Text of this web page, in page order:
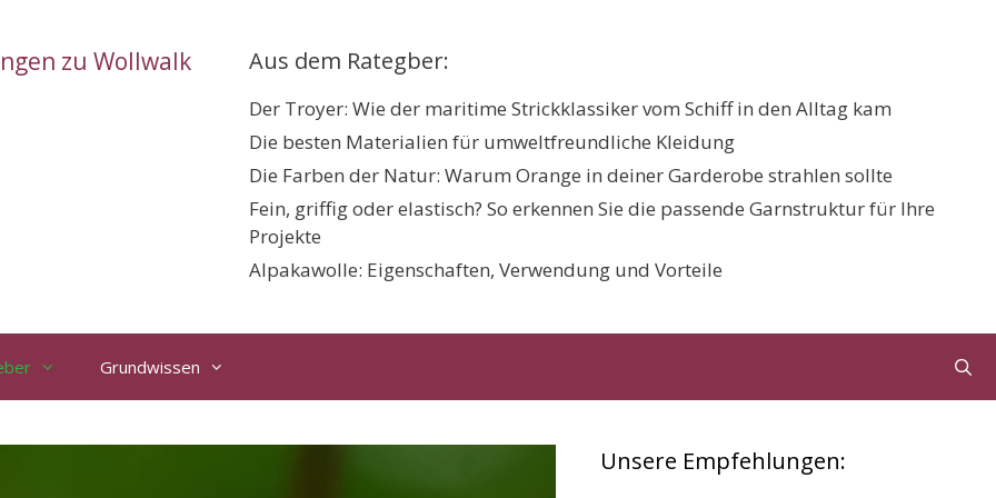
Aus dem Rategber:
Der Troyer: Wie der maritime Strickklassiker vom Schiff in den Alltag kam
Die besten Materialien für umweltfreundliche Kleidung
Die Farben der Natur: Warum Orange in deiner Garderobe strahlen sollte
Fein, griffig oder elastisch? So erkennen Sie die passende Garnstruktur für Ihre
Projekte
Alpakawolle: Eigenschaften, Verwendung und Vorteile
zu Wollwalk
Grundwissen
Unsere Empfehlungen: